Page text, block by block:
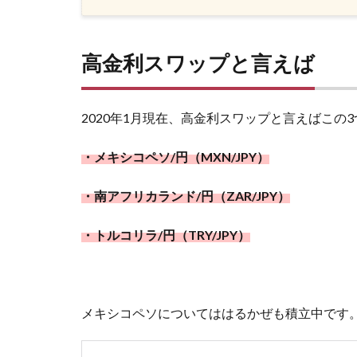
高金利スワップと言えば
2020年1月現在、高金利スワップと言えばこの3
・メキシコペソ/円（MXN/JPY）
・南アフリカランド/円（ZAR/JPY）
・トルコリラ/円（TRY/JPY）
メキシコペソについてははるかぜも積立中です。